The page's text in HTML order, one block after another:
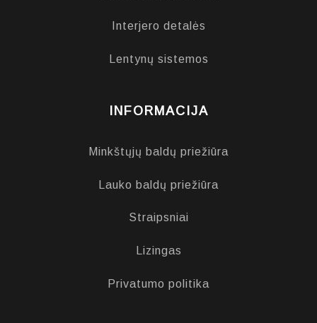
Interjero detalės
Lentynų sistemos
INFORMACIJA
Minkštųjų baldų priežiūra
Lauko baldų priežiūra
Straipsniai
Lizingas
Privatumo politika